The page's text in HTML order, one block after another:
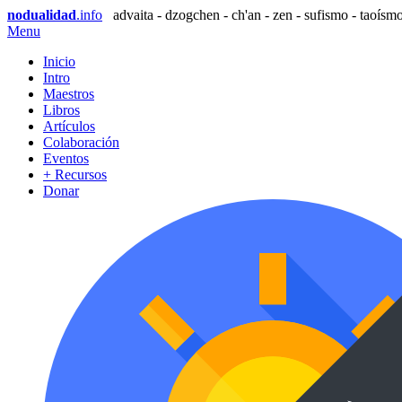
nodualidad.info
advaita - dzogchen - ch'an - zen - sufismo -
Menu
Inicio
Intro
Maestros
Libros
Artículos
Colaboración
Eventos
+ Recursos
Donar